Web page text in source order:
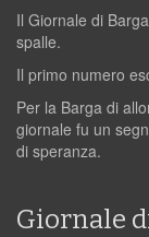
Il Giornale di
spalle.
Il primo numero
Per la Barga di
giornale fu un
di speranza.
Giornale